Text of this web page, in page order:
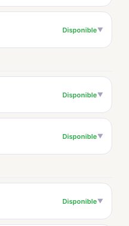
Disponible▼
Disponible▼
Disponible▼
Disponible▼